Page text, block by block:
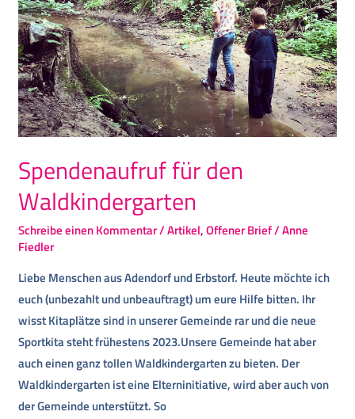
Spendenaufruf für den
Waldkindergarten
Schreibe einen Kommentar/Artikel,Offener Brief/Anne
Fiedler
Liebe Menschen aus Adendorf und Erbstorf. Heute möchte ich
euch (unbezahlt und unbeauftragt) um eure Hilfe bitten. Ihr
wisst Kitaplätze sind in unserer Gemeinde rar und die neue
Sportkita steht frühestens 2023.Unsere Gemeinde hat aber
auch einen ganz tollen Waldkindergarten zu bieten. Der
Waldkindergarten ist eine Elterninitiative, wird aber auch von
der Gemeinde unterstützt. So